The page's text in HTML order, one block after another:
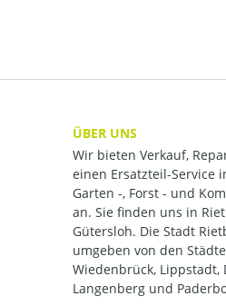
ÜBER UNS
Wir bieten Verkauf,
einen Ersatzteil-Service
Garten -, Forst - und
an. Sie finden uns in
Gütersloh. Die Stadt
umgeben von den
Wiedenbrück, Lippstadt,
Langenberg und